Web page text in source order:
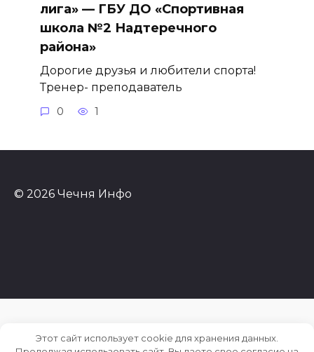
лига» — ГБУ ДО «Спортивная
школа №2 Надтеречного
района»
Дорогие друзья и любители спорта!
Тренер- преподаватель
0 1
© 2026 Чечня Инфо
Этот сайт использует cookie для хранения данных.